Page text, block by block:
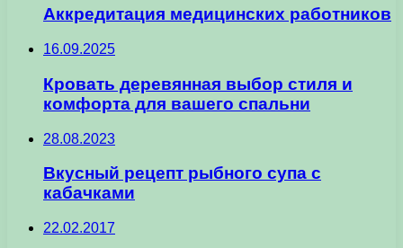
Аккредитация медицинских работников
16.09.2025
Кровать деревянная выбор стиля и
комфорта для вашего спальни
28.08.2023
Вкусный рецепт рыбного супа с
кабачками
22.02.2017